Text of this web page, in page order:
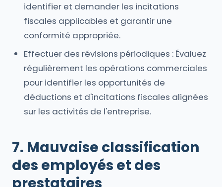
identifier et demander les incitations
fiscales applicables et garantir une
conformité appropriée.
Effectuer des révisions périodiques : Évaluez
régulièrement les opérations commerciales
pour identifier les opportunités de
déductions et d'incitations fiscales alignées
sur les activités de l'entreprise.
7. Mauvaise classification
des employés et des